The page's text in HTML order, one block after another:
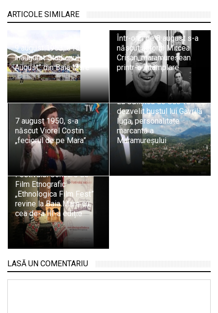
ARTICOLE SIMILARE
9 august 1953, a fost
inaugurat Stadionul „23
August” din Baia Mare
Într-o zi de 8 august s-a
născut actorul Mircea
Crișan, maramureșean
printr-o întâmplare
7 august 1950, s-a
născut Viorel Costin
„feciorul de pe Mara”
La Săliștea de Sus va fi
dezvelit bustul lui Gavrilă
Iuga, personalitate
marcantă a
Maramureșului
Festivalul Concurs de
Film Etnografic
„Ethnologica Film Fest”
revine la Baia Mare cu
cea de-a III-a ediție
LASĂ UN COMENTARIU